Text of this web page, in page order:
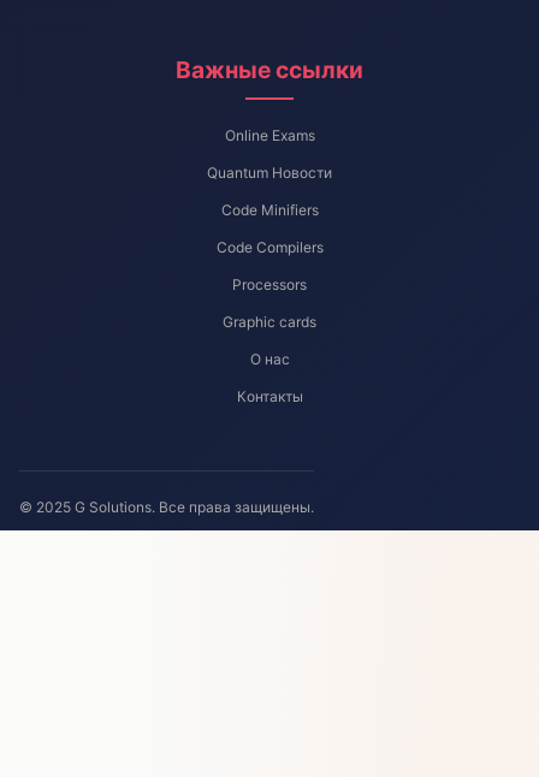
Важные ссылки
Online Exams
Quantum Новости
Code Minifiers
Code Compilers
Processors
Graphic cards
О нас
Контакты
© 2025 G Solutions. Все права защищены.